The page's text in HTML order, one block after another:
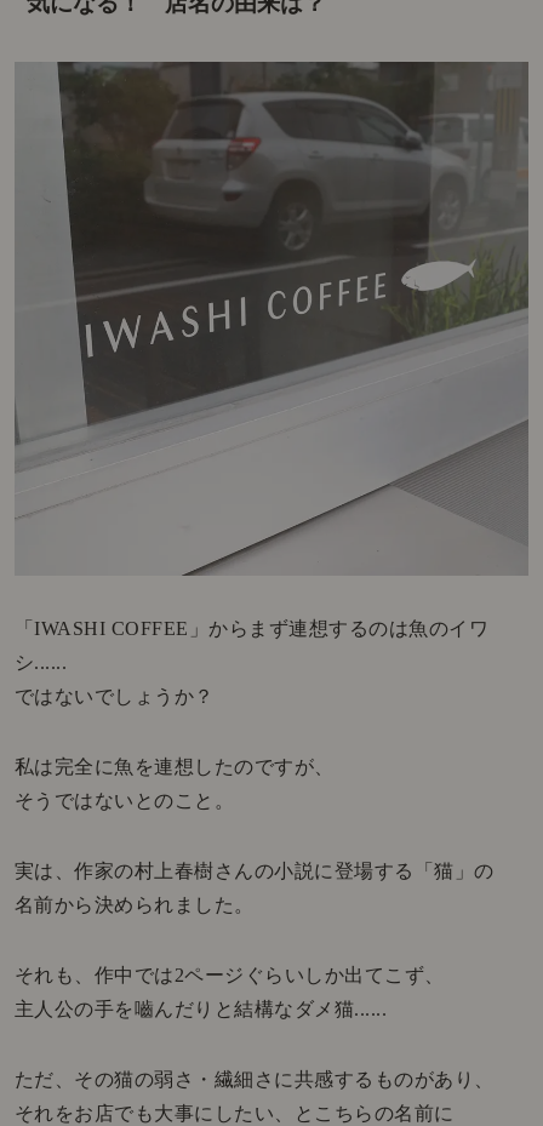
「IWASHI COFFEE」からまず連想するのは魚のイワ
シ......
ではないでしょうか？
私は完全に魚を連想したのですが、
そうではないとのこと。
実は、作家の村上春樹さんの小説に登場する「猫」の
名前から決められました。
それも、作中では2ページぐらいしか出てこず、
主人公の手を嚙んだりと結構なダメ猫......
ただ、その猫の弱さ・繊細さに共感するものがあり、
それをお店でも大事にしたい、とこちらの名前に